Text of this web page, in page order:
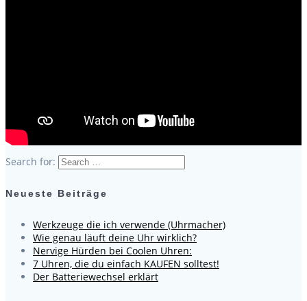
Search for:
Neueste Beiträge
Werkzeuge die ich verwende (Uhrmacher)
Wie genau läuft deine Uhr wirklich?
Nervige Hürden bei Coolen Uhren:
7 Uhren, die du einfach KAUFEN solltest!
Der Batteriewechsel erklärt